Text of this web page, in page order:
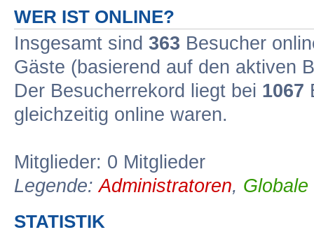
WER IST ONLINE?
Insgesamt sind 363 Besucher
Gäste (basierend auf den aktiven
Der Besucherrekord liegt bei 1067
gleichzeitig online waren.
Mitglieder: 0 Mitglieder
Legende:Administratoren,
STATISTIK